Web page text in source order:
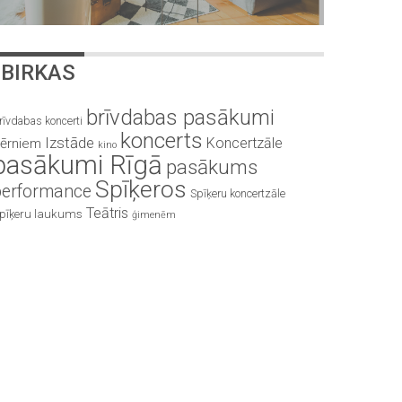
BIRKAS
koncerti brīvdabas pasākumi
Izstāde kino koncerts Koncertzāle
Rīgā pasākums
Spīķeros Spīķeru koncertzāle
laukums Teātris ģimenēm